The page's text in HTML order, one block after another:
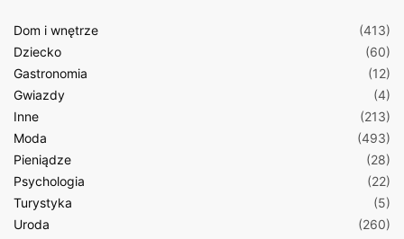
Dom i wnętrze
(413)
Dziecko
(60)
Gastronomia
(12)
Gwiazdy
(4)
Inne
(213)
Moda
(493)
Pieniądze
(28)
Psychologia
(22)
Turystyka
(5)
Uroda
(260)